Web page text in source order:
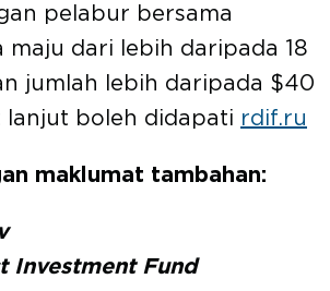
pelabur bersama
maju dari lebih daripada 18
jumlah lebih daripada $40
lanjut boleh didapati rdif.ru
maklumat tambahan:
Investment Fund